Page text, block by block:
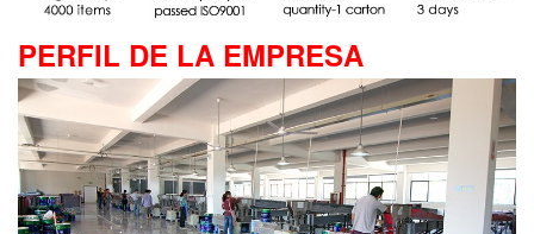
PERFIL DE LA EMPRESA